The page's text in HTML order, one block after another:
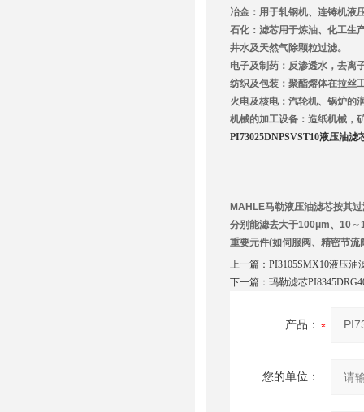
冶金：用于轧钢机、连铸机液
石化：滤芯用于炼油、化工生
井水及天然气除颗粒过滤。
电子及制药：反渗透水，去离
纺织及包装：聚酯熔体在拉丝
火电及核电：汽轮机、锅炉的
机械的加工设备：造纸机械，
PI73025DNPSVST10液压油滤
MAHLE马勒液压油滤芯按其
分别能滤去大于100μm、10
重要元件(如伺服阀、精密节
上一篇： PI3105SMX10液压油
下一篇： 玛勒滤芯
产品：
您的单位：